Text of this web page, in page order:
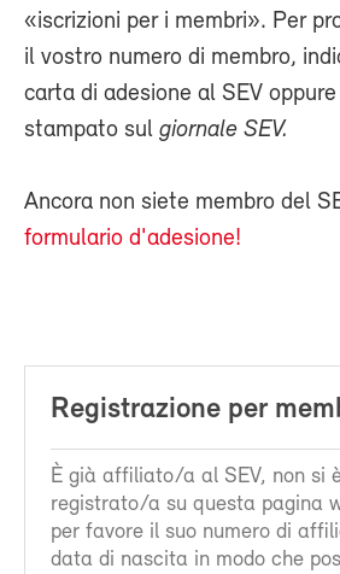
«iscrizioni per i membri». Per
il vostro numero di membro,
carta di adesione al SEV
stampato sul giornale SEV.
Ancora non siete membro del
formulario d'adesione!
Registrazione per
È già affiliato/a al SEV, non si
registrato/a su questa pagina
per favore il suo numero di
data di nascita in modo che